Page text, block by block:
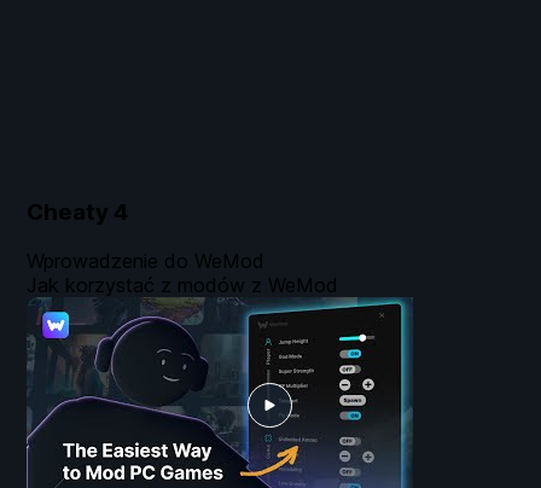
Cheaty 4
Wprowadzenie do WeMod
Jak korzystać z modów z WeMod